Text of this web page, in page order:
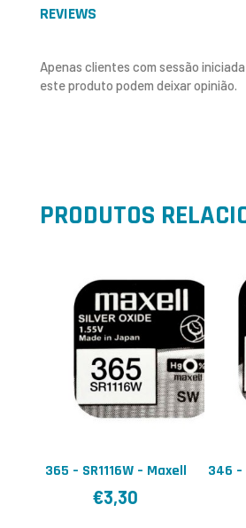
REVIEWS
Apenas clientes com sessão
este produto podem deixar opinião.
PRODUTOS
365 – SR1116W – Maxell
€3,30
346 –